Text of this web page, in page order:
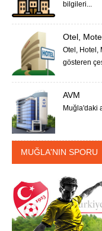
bilgileri...
Otel,
Otel, Hotel,
gösteren
AVM
Muğla'daki
MUĞLA'NIN SPORU